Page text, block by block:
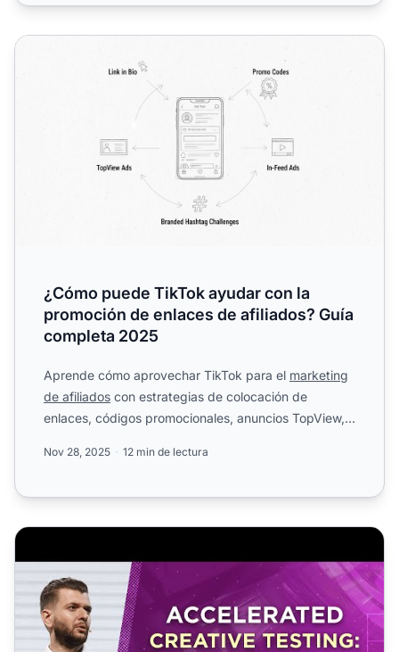
¿Cómo puede TikTok ayudar con la promoción de
¿Cómo puede TikTok ayudar con la
promoción de enlaces de afiliados? Guía
completa 2025
Aprende cómo aprovechar TikTok para el marketing
de afiliados con estrategias de colocación de
enlaces, códigos promocionales, anuncios TopView,
Nov 28, 2025 12 min de lectura
Pruebas Creativas Aceleradas: Cómo Validar